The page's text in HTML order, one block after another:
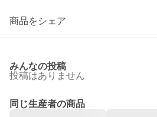
商品をシェア
みんなの投稿
投稿はありません
同じ生産者の商品